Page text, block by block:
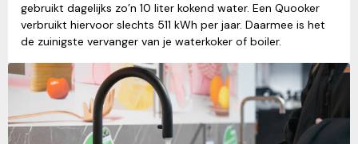
gebruikt dagelijks zo’n 10 liter kokend water. Een Quooker
verbruikt hiervoor slechts 511 kWh per jaar. Daarmee is het
de zuinigste vervanger van je waterkoker of boiler.